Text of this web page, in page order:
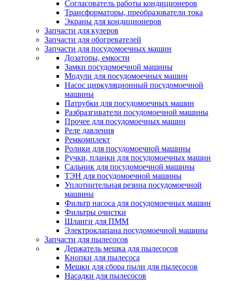
Согласователь работы кондиционеров
Трансформаторы, преобразователи тока
Экраны для кондиционеров
Запчасти для кулеров
Запчасти для обогревателей
Запчасти для посудомоечных машин
Дозаторы, емкости
Замки посудомоечной машины
Модули для посудомоечных машин
Насос циркуляционный посудомоечной
машины
Патрубки для посудомоечных машин
Разбразгиватели посудомоечной машины
Прочее для посудомоечных машин
Реле давления
Ремкомплект
Ролики для посудомоечной машины
Ручки, планки для посудомоечных машин
Сальник для посудомоечной машины
ТЭН для посудомоечной машины
Уплотнительная резина посудомоечной
машины
Фильтр насоса для посудомоечных машин
Фильтры очистки
Шланги для ПММ
Электроклапана посудомоечной машины
Запчасти для пылесосов
Держатель мешка для пылесосов
Кнопки для пылесоса
Мешки для сбора пыли для пылесосов
Насадки для пылесосов